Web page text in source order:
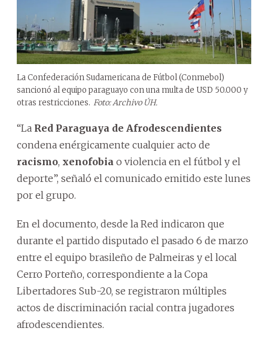
La Confederación Sudamericana de Fútbol (Conmebol)
sancionó al equipo paraguayo con una multa de USD 50.000 y
otras restricciones. Foto: Archivo ÚH.
“La Red Paraguaya de Afrodescendientes
condena enérgicamente cualquier acto de
racismo, xenofobia o violencia en el fútbol y el
deporte”, señaló el comunicado emitido este lunes
por el grupo.
En el documento, desde la Red indicaron que
durante el partido disputado el pasado 6 de marzo
entre el equipo brasileño de Palmeiras y el local
Cerro Porteño, correspondiente a la Copa
Libertadores Sub-20, se registraron múltiples
actos de discriminación racial contra jugadores
afrodescendientes.